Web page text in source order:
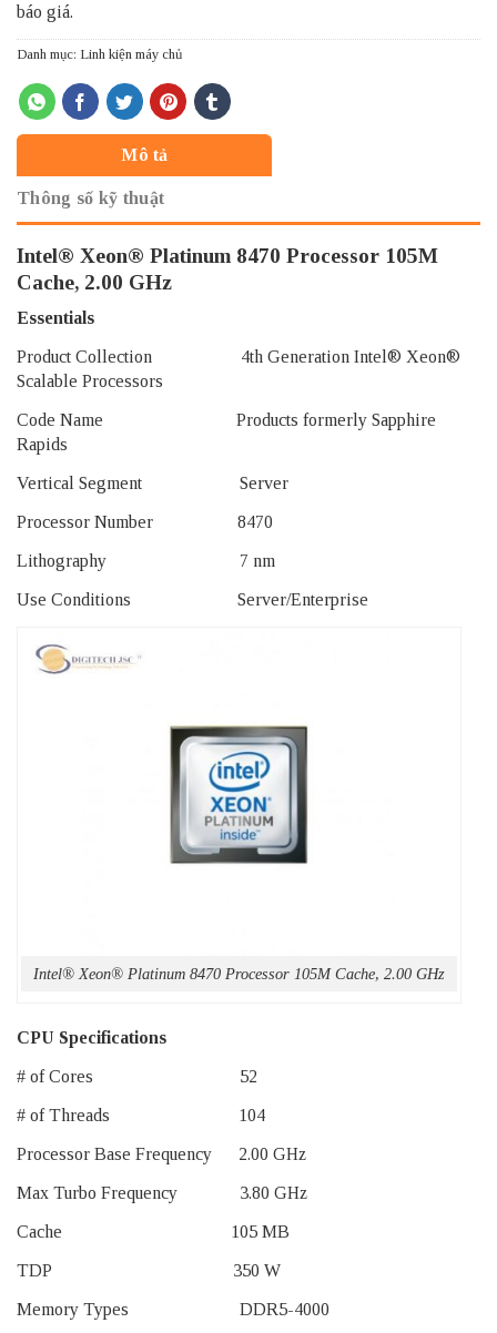
báo giá.
Danh mục: Linh kiện máy chủ
Mô tả
Thông số kỹ thuật
Intel® Xeon® Platinum 8470 Processor 105M
Cache, 2.00 GHz
Essentials
Product Collection 4th Generation Intel® Xeon®
Scalable Processors
Code Name Products formerly Sapphire
Rapids
Vertical Segment Server
Processor Number 8470
Lithography 7 nm
Use Conditions Server/Enterprise
Intel® Xeon® Platinum 8470 Processor 105M Cache, 2.00 GHz
CPU Specifications
# of Cores 52
# of Threads 104
Processor Base Frequency 2.00 GHz
Max Turbo Frequency 3.80 GHz
Cache 105 MB
TDP 350 W
Memory Types DDR5-4000